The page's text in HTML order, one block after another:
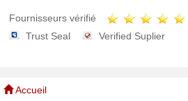
Fournisseurs vérifié
Trust Seal
Verified Suplier
Accueil